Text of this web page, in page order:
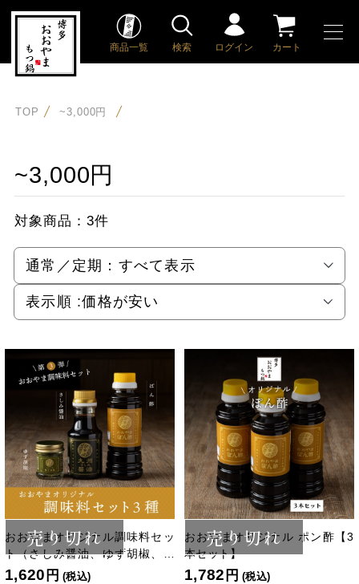
商品一覧 検索 ログイン カート
TOP ~3,000円
~3,000円
対象商品： 3件
通常／定期： すべて表示
表示順 :価格が安い
売り切れ
おおやまオリジナル調味料セッ
ト（さしみ醤油、ゆず胡椒、ポ
ン酢）
1,620 円 (税込)
売り切れ
おおやまオリジナル ポン酢【3
本セット】
1,782 円 (税込)